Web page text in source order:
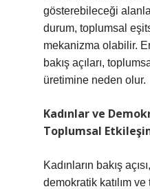
gösterebileceği
durum, toplumsal
mekanizma olabilir.
bakış açıları,
üretimine neden olur.
Kadınlar ve
Toplumsal
Kadınların bakış
demokratik katılım